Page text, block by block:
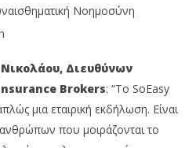
Νοημοσύνη
Νικολάου, Διευθύνων
Brokers: “Το SoEasy
μια εταιρική εκδήλωση. Είναι
που μοιράζονται το